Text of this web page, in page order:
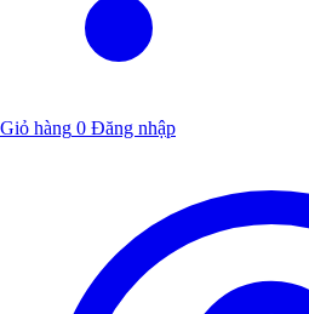
Giỏ hàng 0 Đăng nhập